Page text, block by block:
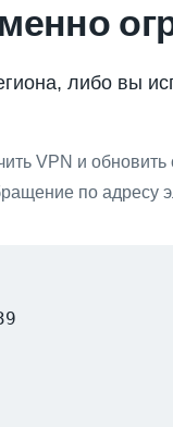
либо вы
VPN и
по адресу